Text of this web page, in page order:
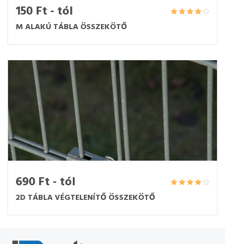
150 Ft - tól
M ALAKÚ TÁBLA ÖSSZEKÖTŐ
690 Ft - tól
2D TÁBLA VÉGTELENÍTŐ ÖSSZEKÖTŐ